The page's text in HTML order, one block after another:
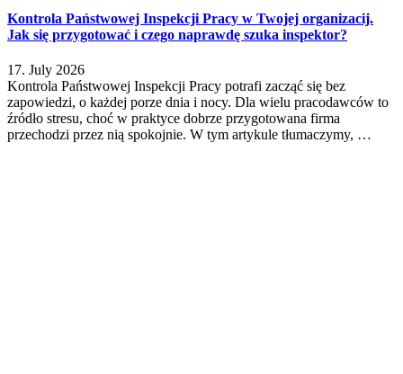
Kontrola Państwowej Inspekcji Pracy w Twojej organizacij.
Jak się przygotować i czego naprawdę szuka inspektor?
17. July 2026
Kontrola Państwowej Inspekcji Pracy potrafi zacząć się bez
zapowiedzi, o każdej porze dnia i nocy. Dla wielu pracodawców to
źródło stresu, choć w praktyce dobrze przygotowana firma
przechodzi przez nią spokojnie. W tym artykule tłumaczymy, …